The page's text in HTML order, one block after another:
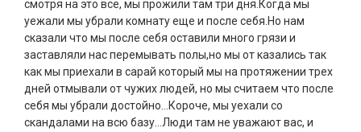
смотря на это все, мы прожили там три дня.Когда мы
уежали мы убрали комнату еще и после себя.Но нам
сказали что мы после себя оставили много грязи и
заставляли нас перемывать полы,но мы от казались так
как мы приехали в сарай который мы на протяжении трех
дней отмывали от чужих людей, но мы считаем что после
себя мы убрали достойно...Короче, мы уехали со
скандалами на всю базу...Люди там не уважают вас, и